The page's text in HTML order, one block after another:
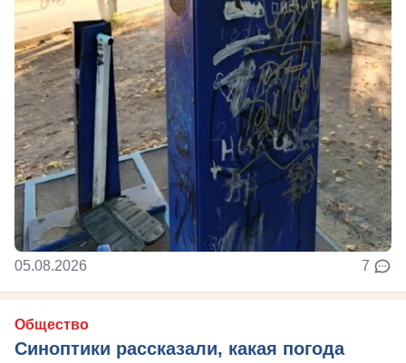
05.08.2026 7
Общество
Синоптики рассказали, какая погода